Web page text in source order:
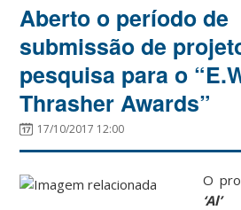
Aberto o período de
submissão de
pesquisa para o
Thrasher Awards”
17/10/2017 12:00
O